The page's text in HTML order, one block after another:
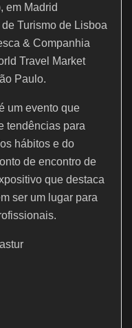
em Madrid
Turismo de Lisboa
& Companhia
Travel Market
Paulo.
um evento que
tendências para
hábitos e do
de encontro de
que destaca
ser um lugar para